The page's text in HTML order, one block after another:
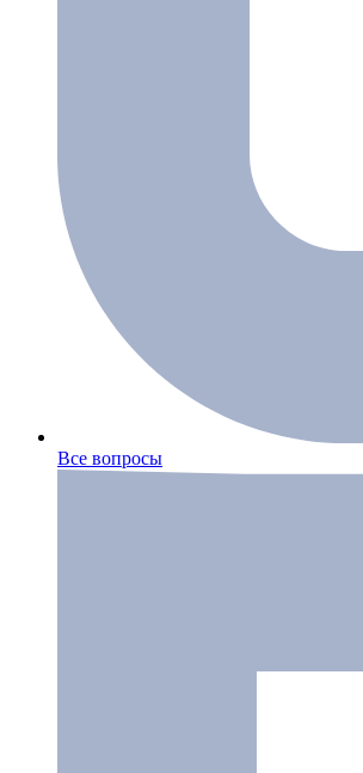
Все вопросы